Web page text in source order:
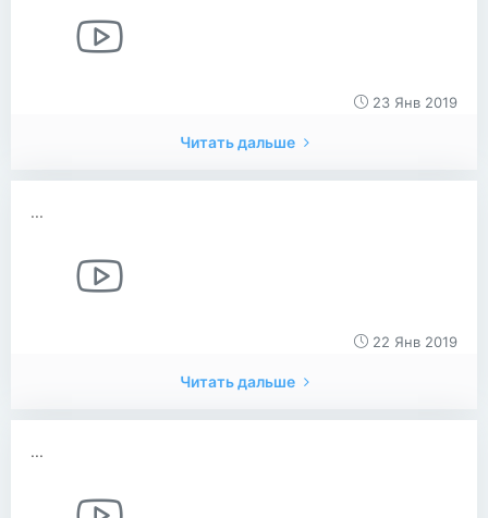
23 Янв 2019
Читать дальше
...
22 Янв 2019
Читать дальше
...